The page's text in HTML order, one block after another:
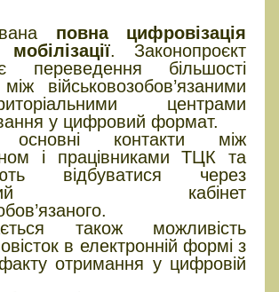
повна цифровізація
. Законопроєкт
переведення більшості
військовозобов’язаними
центрами
у цифровий формат.
основні контакти між
і працівниками ТЦК та
відбуватися через
кабінет
також можливість
в електронній формі з
отримання у цифровій